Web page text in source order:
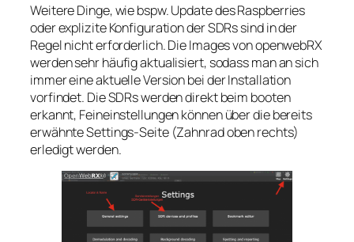
Weitere Dinge, wie bspw. Update des Raspberries
oder explizite Konfiguration der SDRs sind in der
Regel nicht erforderlich. Die Images von openwebRX
werden sehr häufig aktualisiert, sodass man an sich
immer eine aktuelle Version bei der Installation
vorfindet. Die SDRs werden direkt beim booten
erkannt, Feineinstellungen können über die bereits
erwähnte Settings-Seite (Zahnrad oben rechts)
erledigt werden.